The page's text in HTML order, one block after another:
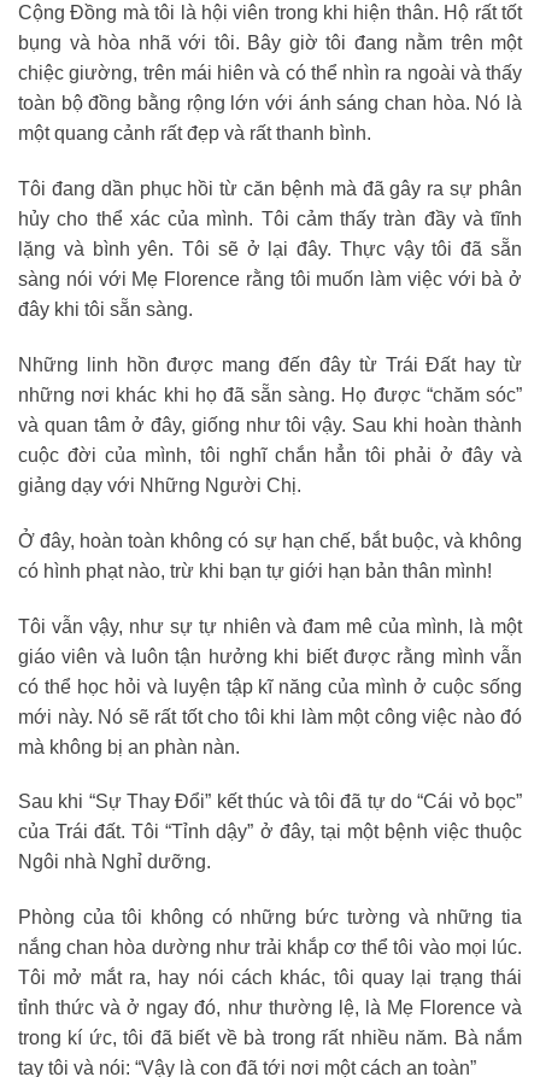
Cộng Đồng mà tôi là hội viên trong khi hiện thân. Hộ rất tốt
bụng và hòa nhã với tôi. Bây giờ tôi đang nằm trên một
chiệc giường, trên mái hiên và có thể nhìn ra ngoài và thấy
toàn bộ đồng bằng rộng lớn với ánh sáng chan hòa. Nó là
một quang cảnh rất đẹp và rất thanh bình.
Tôi đang dần phục hồi từ căn bệnh mà đã gây ra sự phân
hủy cho thể xác của mình. Tôi cảm thấy tràn đầy và tĩnh
lặng và bình yên. Tôi sẽ ở lại đây. Thực vậy tôi đã sẵn
sàng nói với Mẹ Florence rằng tôi muốn làm việc với bà ở
đây khi tôi sẵn sàng.
Những linh hồn được mang đến đây từ Trái Đất hay từ
những nơi khác khi họ đã sẵn sàng. Họ được “chăm sóc”
và quan tâm ở đây, giống như tôi vậy. Sau khi hoàn thành
cuộc đời của mình, tôi nghĩ chắn hẳn tôi phải ở đây và
giảng dạy với Những Người Chị.
Ở đây, hoàn toàn không có sự hạn chế, bắt buộc, và không
có hình phạt nào, trừ khi bạn tự giới hạn bản thân mình!
Tôi vẫn vậy, như sự tự nhiên và đam mê của mình, là một
giáo viên và luôn tận hưởng khi biết được rằng mình vẫn
có thể học hỏi và luyện tập kĩ năng của mình ở cuộc sống
mới này. Nó sẽ rất tốt cho tôi khi làm một công việc nào đó
mà không bị an phàn nàn.
Sau khi “Sự Thay Đổi” kết thúc và tôi đã tự do “Cái vỏ bọc”
của Trái đất. Tôi “Tỉnh dậy” ở đây, tại một bệnh việc thuộc
Ngôi nhà Nghỉ dưỡng.
Phòng của tôi không có những bức tường và những tia
nắng chan hòa dường như trải khắp cơ thể tôi vào mọi lúc.
Tôi mở mắt ra, hay nói cách khác, tôi quay lại trạng thái
tỉnh thức và ở ngay đó, như thường lệ, là Mẹ Florence và
trong kí ức, tôi đã biết về bà trong rất nhiều năm. Bà nắm
tay tôi và nói: “Vậy là con đã tới nơi một cách an toàn”